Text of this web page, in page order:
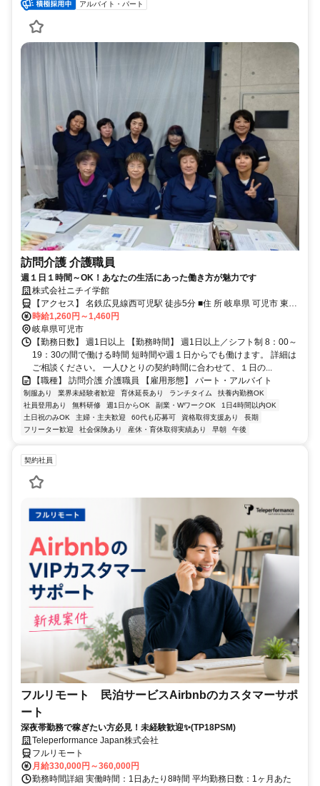
アルバイト・パート
訪問介護 介護職員
週１日１時間～OK！あなたの生活にあった働き方が魅力です
株式会社ニチイ学館
【アクセス】 名鉄広見線西可児駅 徒歩5分 ■住 所 岐阜県 可児市 東帷
時給1,260円～1,460円
岐阜県可児市
【勤務日数】 週1日以上 【勤務時間】 週1日以上／シフト制 8：00～
19：30の間で働ける時間 短時間や週１日からでも働けます。 詳細は
ご相談ください。 一人ひとりの契約時間に合わせて、１日の...
【職種】 訪問介護 介護職員 【雇用形態】 パート・アルバイト
制服あり 業界未経験者歓迎 育休延長あり ランチタイム
扶養内勤務OK
社員登用あり
無料研修 週1日からOK 副業・WワークOK
1日4時間以内OK
土日祝のみOK
主婦・主夫歓迎 60代も応募可 資格取得支援あり
長期
フリーター歓迎
社会保険あり 産休・育休取得実績あり 早朝 午後
契約社員
フルリモート 民泊サービスAirbnbのカスタマーサポ
ート
深夜帯勤務で稼ぎたい方必見！未経験歓迎✨(TP18PSM)
Teleperformance Japan株式会社
フルリモート
月給330,000円～360,000円
勤務時間詳細 実働時間：1日あたり8時間 平均勤務日数：1ヶ月あた